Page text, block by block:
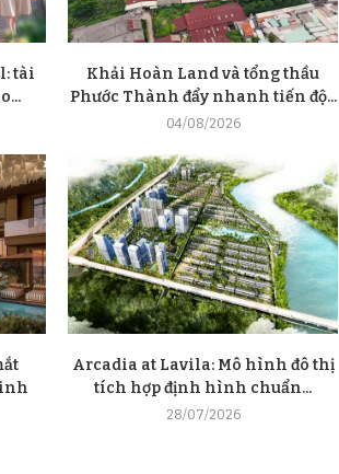
tài
Khải Hoàn Land và tổng thầu
Phước Thành đẩy nhanh tiến độ...
04/08/2026
Arcadia at Lavila: Mô hình đô thị
tích hợp định hình chuẩn...
28/07/2026